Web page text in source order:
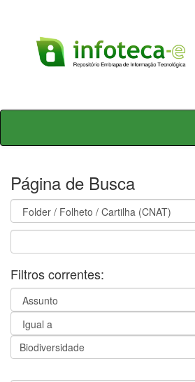
Skip
Página de Busca
Filtros correntes: